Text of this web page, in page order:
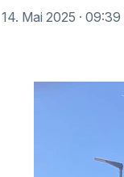
14. Mai 2025 ·